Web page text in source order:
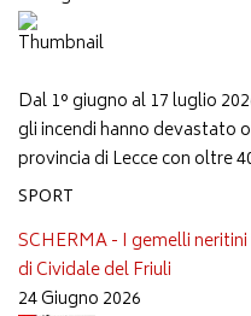
Dal 1° giugno al 17 luglio
gli incendi hanno devastato
provincia di Lecce con oltre
SPORT
SCHERMA - I gemelli
di Cividale del Friuli
24 Giugno 2026